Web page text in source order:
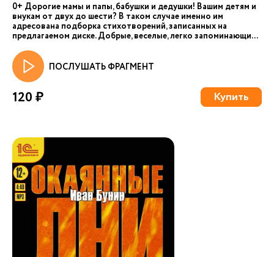
0+ Дорогие мамы и папы, бабушки и дедушки! Вашим детям и
внукам от двух до шести? В таком случае именно им
адресована подборка стихотворений, записанных на
предлагаемом диске. Добрые, веселые, легко запоминающи...
ПОСЛУШАТЬ ФРАГМЕНТ
120 ₽ Купить